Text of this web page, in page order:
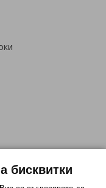
бисквитки